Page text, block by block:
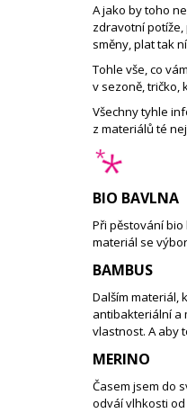
A jako by toho
zdravotní
směny, plat tak
Tohle vše, co
v sezoně, tričko,
Všechny tyhle
z materiálů té
BIO BAVLNA
Při pěstováníbio
materiál se
BAMBUS
Dalším materiál,
antibakteriální a
vlastnost. A aby
MERINO
Časem jsem do
odváí vlhkosti